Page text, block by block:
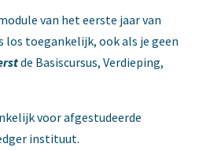
van het eerste jaar van
los toegankelijk, ook als je geen
de Basiscursus, Verdieping,
voor afgestudeerde
instituut.